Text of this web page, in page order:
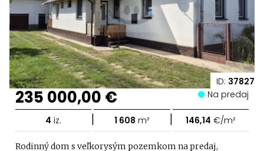
ID: 37827
235 000,00 € Na predaj
4 iz. | 1 608 m² | 146,14 €/m²
Rodinný dom s veľkorysým pozemkom na predaj,